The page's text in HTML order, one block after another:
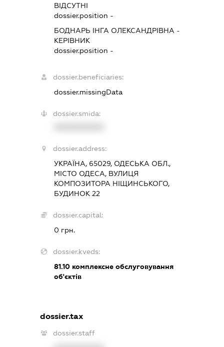
ВІДСУТНІ
dossier.position -
БОДНАРЬ ІНГА ОЛЕКСАНДРІВНА -
КЕРІВНИК
dossier.position -
dossier.beneficiaries:
dossier.missingData
dossier.smida:
dossier.address:
УКРАЇНА, 65029, ОДЕСЬКА ОБЛ.,
МІСТО ОДЕСА, ВУЛИЦЯ
КОМПОЗИТОРА НІЩИНСЬКОГО,
БУДИНОК 22
dossier.capital:
0 грн.
dossier.kveds:
81.10 комплексне обслуговування
об'єктів
dossier.tax
dossier.staff